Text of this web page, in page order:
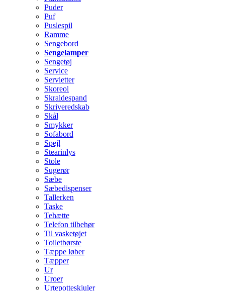
Puder
Puf
Puslespil
Ramme
Sengebord
Sengelamper
Sengetøj
Service
Servietter
Skoreol
Skraldespand
Skriveredskab
Skål
Smykker
Sofabord
Spejl
Stearinlys
Stole
Sugerør
Sæbe
Sæbedispenser
Tallerken
Taske
Tehætte
Telefon tilbehør
Til vasketøjet
Toiletbørste
Tæppe løber
Tæpper
Ur
Uroer
Urtepotteskjuler